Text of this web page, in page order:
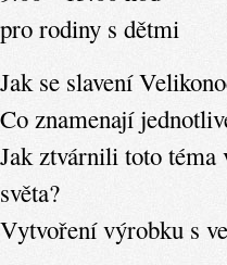
pro rodiny s dětmi
Jak se slavení
Co znamenají
Jak ztvárnili toto téma
světa?
Vytvoření výrobku s